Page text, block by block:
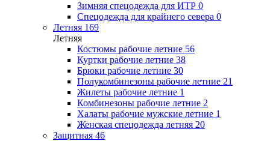
Зимняя спецодежда для ИТР 0
Спецодежда для крайнего севера 0
Летняя 169
Летняя
Костюмы рабочие летние 56
Куртки рабочие летние 38
Брюки рабочие летние 30
Полукомбинезоны рабочие летние 21
Жилеты рабочие летние 1
Комбинезоны рабочие летние 2
Халаты рабочие мужские летние 1
Женская спецодежда летняя 20
Защитная 46